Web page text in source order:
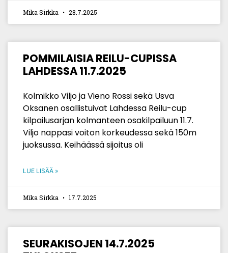
Mika Sirkka 28.7.2025
POMMILAISIA REILU-CUPISSA
LAHDESSA 11.7.2025
Kolmikko Viljo ja Vieno Rossi sekä Usva
Oksanen osallistuivat Lahdessa Reilu-cup
kilpailusarjan kolmanteen osakilpailuun 11.7.
Viljo nappasi voiton korkeudessa sekä 150m
juoksussa. Keihäässä sijoitus oli
LUE LISÄÄ »
Mika Sirkka 17.7.2025
SEURAKISOJEN 14.7.2025